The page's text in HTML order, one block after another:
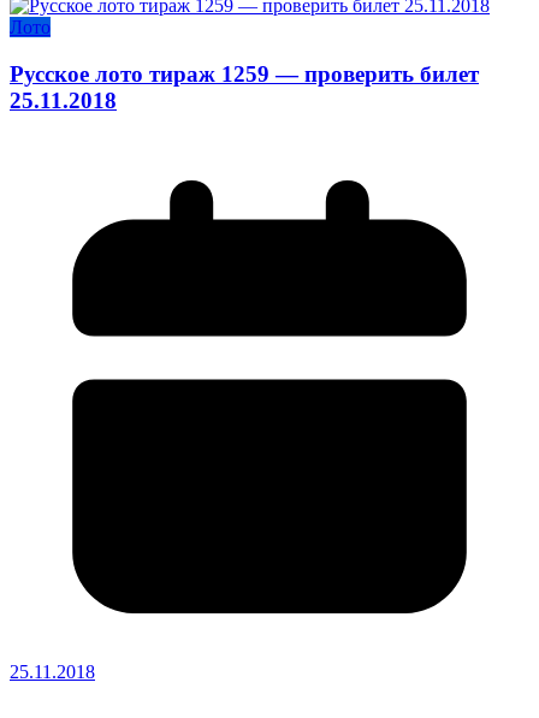
Лото
Русское лото тираж 1259 — проверить билет
25.11.2018
25.11.2018